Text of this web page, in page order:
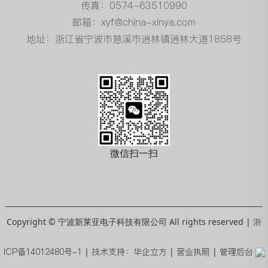
传真：0574-63510990
邮箱：xyf@china-xinya.com
地址：浙江省宁波市慈溪市逍林镇逍林大道1858号
微信扫一扫
Copyright © 宁波新莱亚电子科技有限公司 All rights reserved | 浙
ICP备14012480号-1 | 技术支持：华企立方 | 营业执照 | 管理后台